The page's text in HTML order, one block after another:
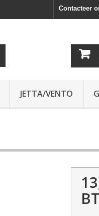
Contacteer
JETTA/VENTO